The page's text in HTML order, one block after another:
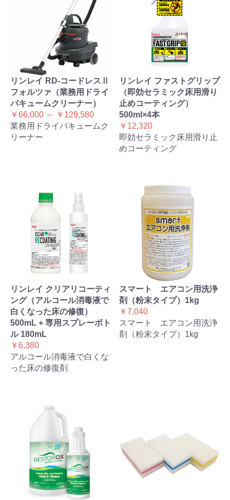
リンレイ RD-コードレスⅡ
フォルツァ（業務用ドライ
バキュームクリーナー）
￥66,000 ～ ￥129,580
業務用ドライバキュームク
リーナー
リンレイ ファストグリップ
（即効セラミック床用滑り
止めコーティング）
500ml×4本
￥12,320
即効セラミック床用滑り止
めコーティング
リンレイ クリアリコーティ
ング（アルコール消毒液で
白くなった床の修復）
500mL + 専用スプレーボト
ル 180mL
￥6,380
アルコール消毒液で白くな
った床の修復剤
スマート エアコン用洗浄
剤（粉末タイプ）1kg
￥7,040
スマート エアコン用洗浄
剤（粉末タイプ）1kg